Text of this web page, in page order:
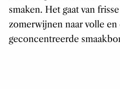
smaken. Het gaat van
zomerwijnen naar volle
geconcentreerde